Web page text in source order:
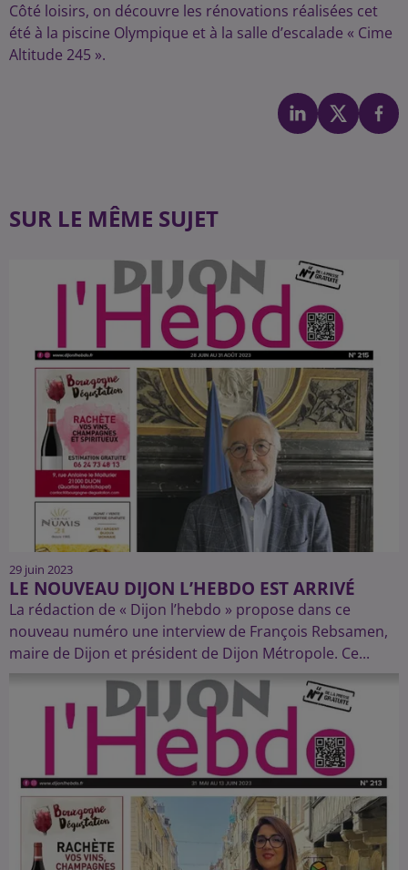
Côté loisirs, on découvre les rénovations réalisées cet
été à la piscine Olympique et à la salle d’escalade « Cime
Altitude 245 ».
SUR LE MÊME SUJET
29 juin 2023
LE NOUVEAU DIJON L’HEBDO EST ARRIVÉ
La rédaction de « Dijon l’hebdo » propose dans ce
nouveau numéro une interview de François Rebsamen,
maire de Dijon et président de Dijon Métropole. Ce...